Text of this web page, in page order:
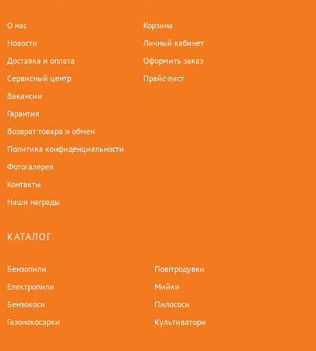
О нас
Новости
Доставка и оплата
Сервисный центр
Вакансии
Гарантия
Возврат товара и обмен
Политика конфиденциальности
Фотогалерея
Контакты
Наши награды
Корзина
Личный кабинет
Оформить заказ
Прайс-лист
КАТАЛОГ
Бензопили
Електропили
Бензокоси
Газонокосарки
Повітродувки
Мийки
Пилососи
Культиватори